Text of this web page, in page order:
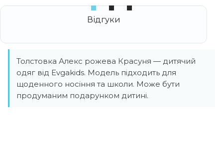
Толстовка Алекс рожева Красуня — дитячий
одяг від Evgakids. Модель підходить для
щоденного носіння та школи. Може бути
продуманим подарунком дитині.